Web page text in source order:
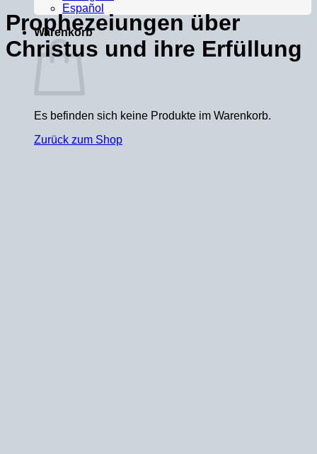
Español
Warenkorb
Es befinden sich keine Produkte im Warenkorb.
Zurück zum Shop
Prophezeiungen über
Christus und ihre Erfüllung